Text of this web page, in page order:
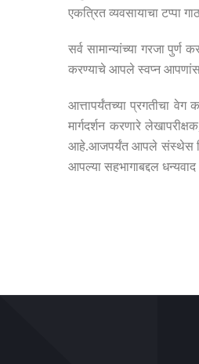
एकत्रित व्यवसायाचा टप्पा
सर्व सामान्यांच्या गरजा
करण्याचे आपले स्वप्न
आत्तापर्यंतच्या प्रगतीचा
मार्गदर्शन करणारे लेखापरीक्षक
आहे.आजपर्यंत आपले संस्थेस
आपल्या सहभागाबद्दल धन्यवाद